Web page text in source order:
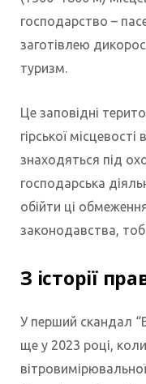
господарство –
заготівлею
туризм.
Це заповідні
гірської
знаходяться під
господарська
обійти ці
законодавства,
З історії
У перший скандал
ще у 2023 році,